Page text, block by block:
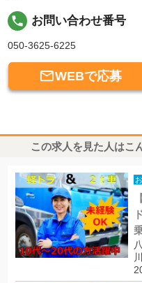
local_phone お問い合わせ番号
050-3625-6225
WEBで応募
この求人を見た人はこ